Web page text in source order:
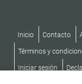
Inicio Contacto
Términos y
Iniciar sesión